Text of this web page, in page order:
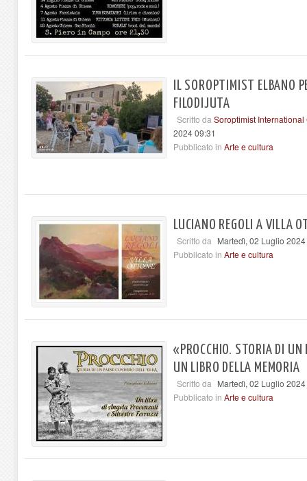
IL SOROPTIMIST ELBANO
FILODIJUTA
Scritto da Soroptimist International
2024 09:31
Pubblicato in Arte e cultura
LUCIANO REGOLI A VILLA
Scritto da Martedì, 02 Luglio
Pubblicato in Arte e cultura
«PROCCHIO. STORIA DI UN
UN LIBRO DELLA MEMORIA
Scritto da Martedì, 02 Luglio
Pubblicato in Arte e cultura